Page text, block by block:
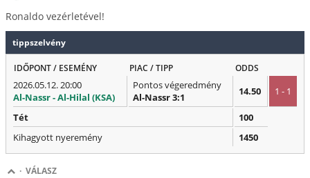
Ronaldo vezérletével!
tippszelvény
IDŐPONT / ESEMÉNY PIAC / TIPP ODDS
2026.05.12. 20:00
Al-Nassr - Al-Hilal (KSA)
Pontos végeredmény
Al-Nassr 3:1
14.50 1 - 1
Tét
100
Kihagyott nyeremény
1450
· VÁLASZ